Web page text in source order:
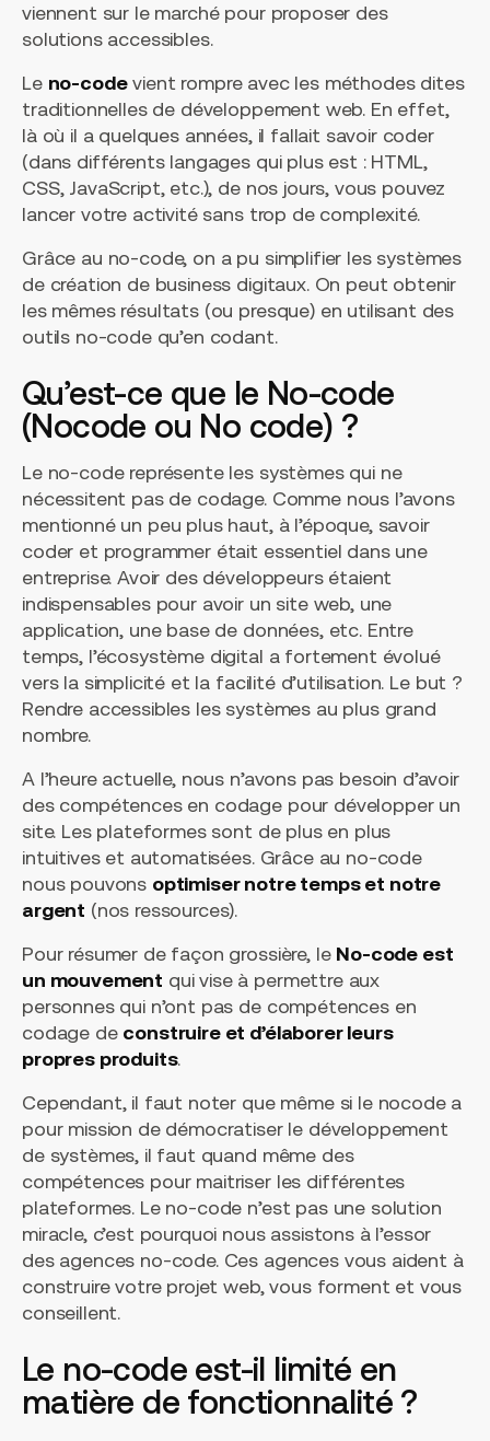
viennent sur le marché pour proposer des
solutions accessibles.
Le no-codevient rompre avec les méthodes dites
traditionnelles de développement web. En effet,
là où il a quelques années, il fallait savoir coder
(dans différents langages qui plus est : HTML,
CSS, JavaScript, etc.), de nos jours, vous pouvez
lancer votre activité sans trop de complexité.
Grâce au no-code, on a pu simplifier les systèmes
de création de business digitaux. On peut obtenir
les mêmes résultats (ou presque) en utilisant des
outils no-code qu’en codant.
Qu’est-ce que le No-code
(Nocode ou No code) ?
Le no-code représente les systèmes qui ne
nécessitent pas de codage. Comme nous l’avons
mentionné un peu plus haut, à l’époque, savoir
coder et programmer était essentiel dans une
entreprise. Avoir des développeurs étaient
indispensables pour avoir un site web, une
application, une base de données, etc. Entre
temps, l’écosystème digital a fortement évolué
vers la simplicité et la facilité d’utilisation. Le but ?
Rendre accessibles les systèmes au plus grand
nombre.
A l’heure actuelle, nous n’avons pas besoin d’avoir
des compétences en codage pour développer un
site. Les plateformes sont de plus en plus
intuitives et automatisées. Grâce au no-code
nous pouvons optimiser notre temps et notre
argent (nos ressources).
Pour résumer de façon grossière, le No-code est
un mouvement qui vise à permettre aux
personnes qui n’ont pas de compétences en
codage de construire et d’élaborer leurs
propres produits.
Cependant, il faut noter que même si le nocode a
pour mission de démocratiser le développement
de systèmes, il faut quand même des
compétences pour maitriser les différentes
plateformes. Le no-code n’est pas une solution
miracle, c’est pourquoi nous assistons à l’essor
des agences no-code. Ces agences vous aident à
construire votre projet web, vous forment et vous
conseillent.
Le no-code est-il limité en
matière de fonctionnalité ?